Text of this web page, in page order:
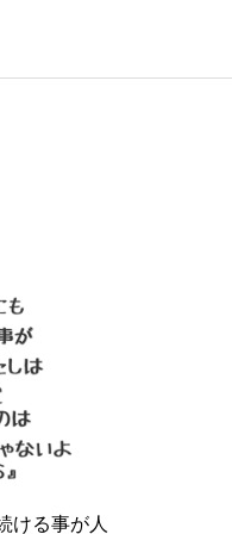
ける事が人